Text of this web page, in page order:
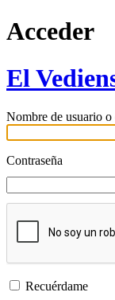
Acceder
El
Nombre de usuario
Contraseña
Recuérdame